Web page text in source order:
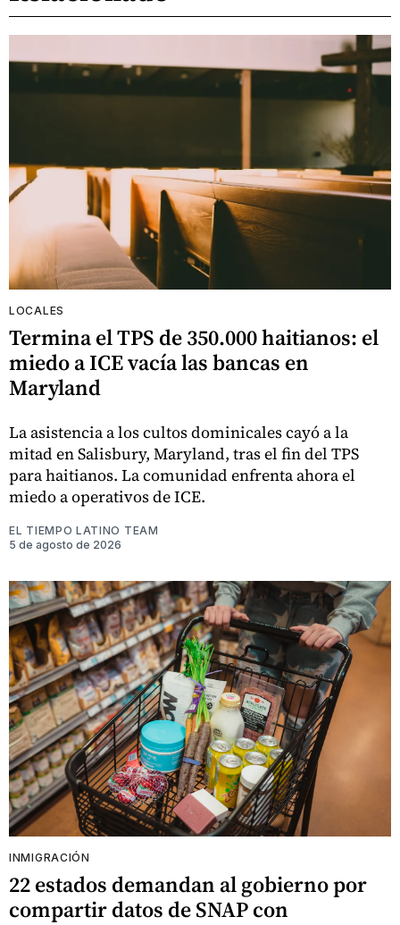
LOCALES
Termina el TPS de 350.000 haitianos: el
miedo a ICE vacía las bancas en
Maryland
La asistencia a los cultos dominicales cayó a la
mitad en Salisbury, Maryland, tras el fin del TPS
para haitianos. La comunidad enfrenta ahora el
miedo a operativos de ICE.
EL TIEMPO LATINO TEAM
5 de agosto de 2026
INMIGRACIÓN
22 estados demandan al gobierno por
compartir datos de SNAP con